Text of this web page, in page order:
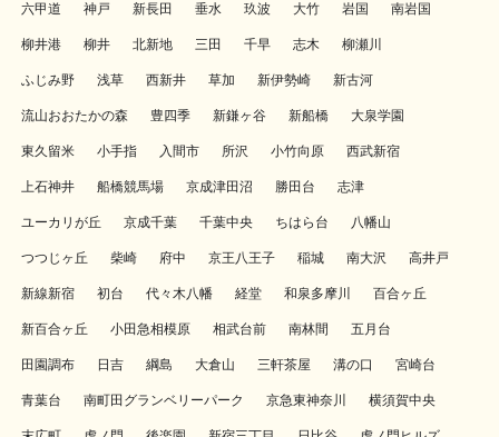
六甲道 神戸 新長田 垂水 玖波 大竹 岩国 南岩国
柳井港 柳井 北新地 三田 千早 志木 柳瀬川
ふじみ野 浅草 西新井 草加 新伊勢崎 新古河
流山おおたかの森 豊四季 新鎌ヶ谷 新船橋 大泉学園
東久留米 小手指 入間市 所沢 小竹向原 西武新宿
上石神井 船橋競馬場 京成津田沼 勝田台 志津
ユーカリが丘 京成千葉 千葉中央 ちはら台 八幡山
つつじヶ丘 柴崎 府中 京王八王子 稲城 南大沢 高井戸
新線新宿 初台 代々木八幡 経堂 和泉多摩川 百合ヶ丘
新百合ヶ丘 小田急相模原 相武台前 南林間 五月台
田園調布 日吉 綱島 大倉山 三軒茶屋 溝の口 宮崎台
青葉台 南町田グランベリーパーク 京急東神奈川 横須賀中央